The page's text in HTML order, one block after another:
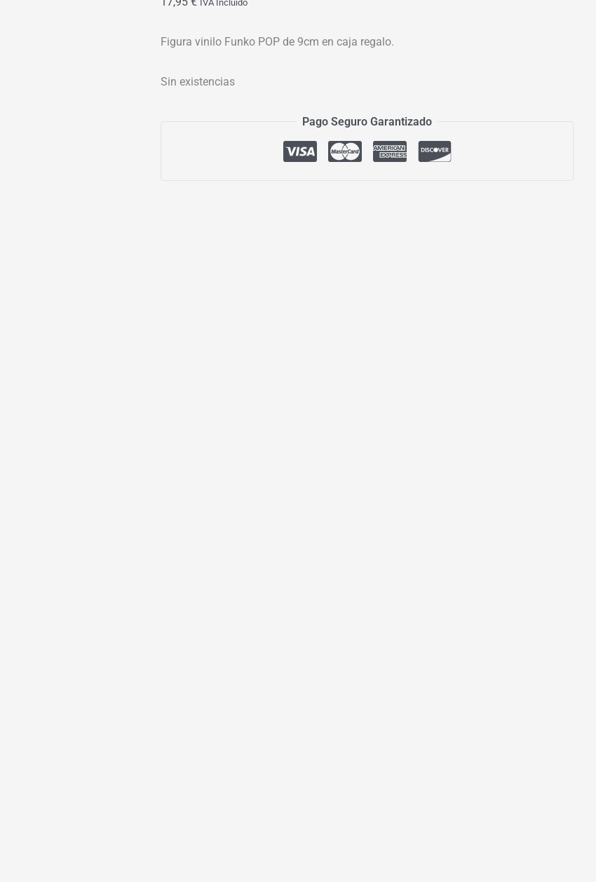
IVA Incluído
Figura vinilo Funko POP de 9cm en caja regalo.
Sin existencias
Pago Seguro Garantizado